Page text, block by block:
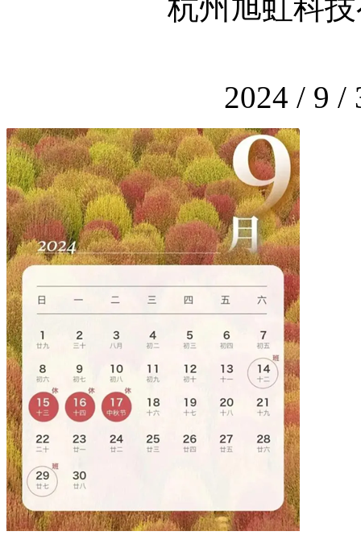
杭州旭虹科技有
2024 / 9 /